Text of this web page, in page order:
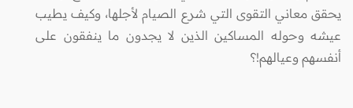
يحقق معاني التقوى التي شرع الصيام لأجلها، وكيف يطيب
عيشه وحوله المساكين الذين لا يجدون ما ينفقون على
أنفسهم وعيالهم!؟